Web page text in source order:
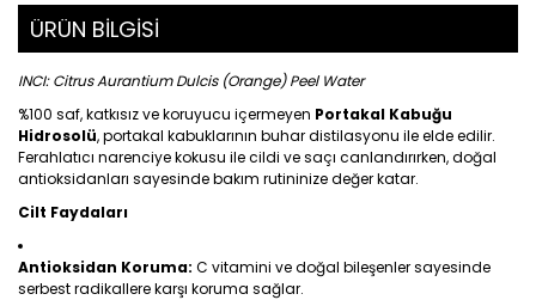
ÜRÜN BİLGİSİ
INCI: Citrus Aurantium Dulcis (Orange) Peel Water
%100 saf, katkısız ve koruyucu içermeyen Portakal Kabuğu
Hidrosolü, portakal kabuklarının buhar distilasyonu ile elde edilir.
Ferahlatıcı narenciye kokusu ile cildi ve saçı canlandırırken, doğal
antioksidanları sayesinde bakım rutininize değer katar.
Cilt Faydaları
Antioksidan Koruma: C vitamini ve doğal bileşenler sayesinde
serbest radikallere karşı koruma sağlar.